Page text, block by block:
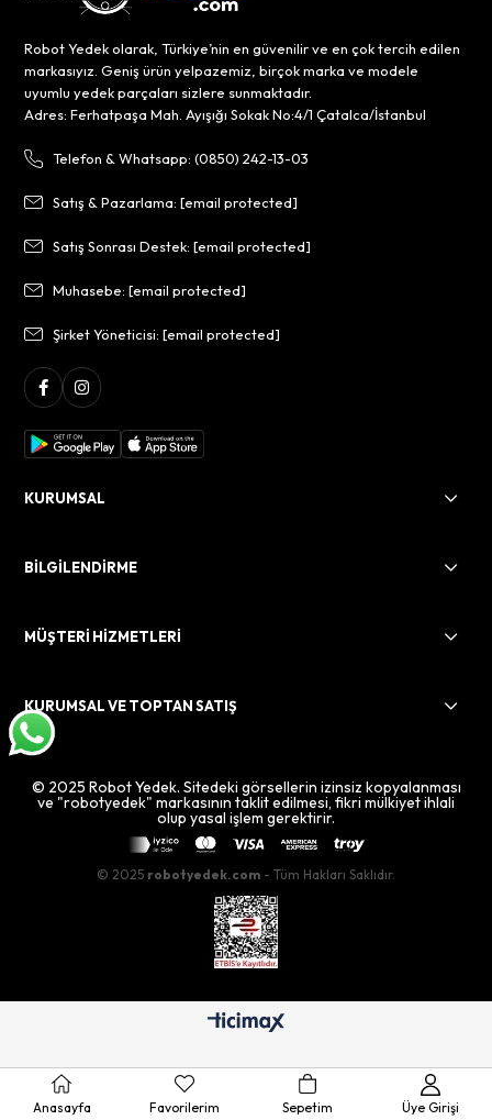
Robot Yedek olarak, Türkiye’nin en güvenilir ve en çok tercih edilen
markasıyız. Geniş ürün yelpazemiz, birçok marka ve modele
uyumlu yedek parçaları sizlere sunmaktadır.
Adres: Ferhatpaşa Mah. Ayışığı Sokak No:4/1 Çatalca/İstanbul
Telefon & Whatsapp: (0850) 242-13-03
Satış & Pazarlama:[email protected]
Satış Sonrası Destek:[email protected]
Muhasebe:[email protected]
Şirket Yöneticisi:[email protected]
KURUMSAL
BİLGİLENDİRME
MÜŞTERİ HİZMETLERİ
KURUMSAL VE TOPTAN SATIŞ
© 2025 Robot Yedek. Sitedeki görsellerin izinsiz kopyalanması
ve "robotyedek" markasının taklit edilmesi, fikri mülkiyet ihlali
olup yasal işlem gerektirir.
© 2025 robotyedek.com - Tüm Hakları Saklıdır.
Anasayfa Favorilerim Sepetim Üye Girişi